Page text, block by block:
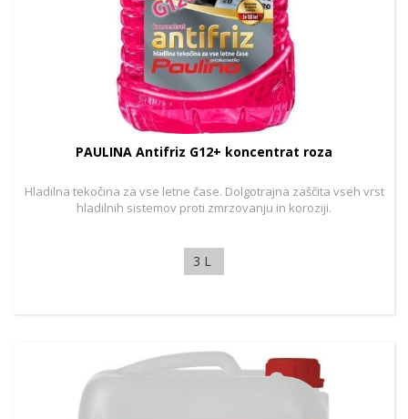
PAULINA Antifriz G12+ koncentrat roza
Hladilna tekočina za vse letne čase. Dolgotrajna zaščita vseh vrst
hladilnih sistemov proti zmrzovanju in koroziji.
3 L